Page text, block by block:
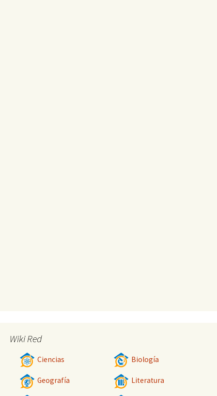
Wiki Red
Ciencias Biología
Geografía Literatura